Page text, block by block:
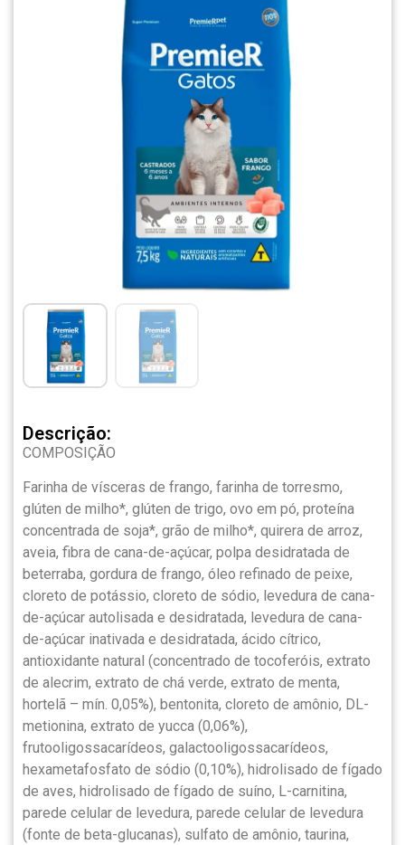
Descrição:
COMPOSIÇÃO
Farinha de vísceras de frango, farinha de torresmo,
glúten de milho*, glúten de trigo, ovo em pó, proteína
concentrada de soja*, grão de milho*, quirera de arroz,
aveia, fibra de cana-de-açúcar, polpa desidratada de
beterraba, gordura de frango, óleo refinado de peixe,
cloreto de potássio, cloreto de sódio, levedura de cana-
de-açúcar autolisada e desidratada, levedura de cana-
de-açúcar inativada e desidratada, ácido cítrico,
antioxidante natural (concentrado de tocoferóis, extrato
de alecrim, extrato de chá verde, extrato de menta,
hortelã – mín. 0,05%), bentonita, cloreto de amônio, DL-
metionina, extrato de yucca (0,06%),
frutooligossacarídeos, galactooligossacarídeos,
hexametafosfato de sódio (0,10%), hidrolisado de fígado
de aves, hidrolisado de fígado de suíno, L-carnitina,
parede celular de levedura, parede celular de levedura
(fonte de beta-glucanas), sulfato de amônio, taurina,